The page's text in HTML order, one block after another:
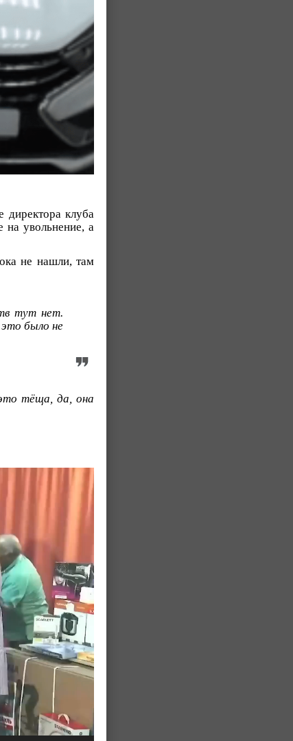
директора клуба
на увольнение, а
не нашли, там
тут нет.
было не
тёща, да, она